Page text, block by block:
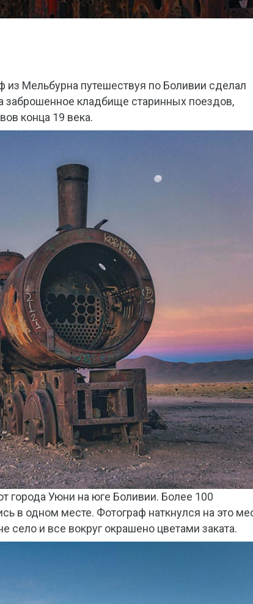
из Мельбурна путешествуя по Боливии сделал
кладбище старинных поездов,
конца 19 века.
города Уюни на юге Боливии. Более 100
в одном месте. Фотограф наткнулся на это
село и все вокруг окрашено цветами заката.